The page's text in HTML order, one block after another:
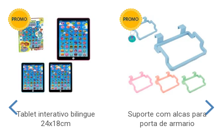
Tablet interativo bilingue
24x18cm
Suporte com alcas para
porta de armario